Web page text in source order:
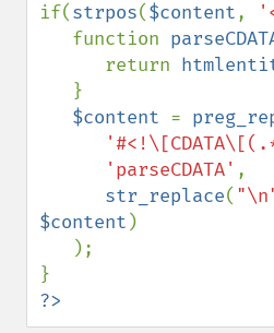
if(strpos($content,
   function
      return
$content =
'parseCDATA' ,
str_replace(
$content )
?>